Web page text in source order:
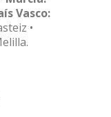
Vasco:
•